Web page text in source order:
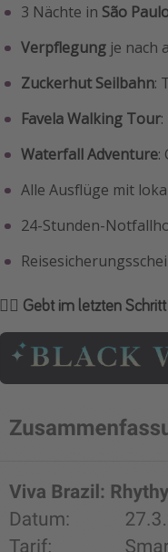
3 Nächte in São
Verpflegung je nach
Zuckerhut Seilbahn:
Favela Walking Tour
Waterfall Adventure:
Alle Ausflüge mit
24-Stunden-
🏴‍☠️ Gebt im letzten